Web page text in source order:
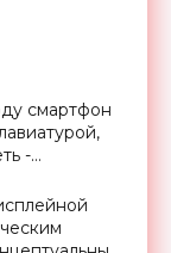
смартфон
-